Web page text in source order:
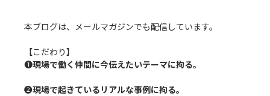
本ブログは、メールマガジンでも配信しています。
【こだわり】
❶現場で働く仲間に今伝えたいテーマに拘る。
❷現場で起きているリアルな事例に拘る。